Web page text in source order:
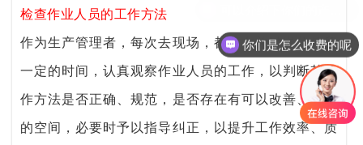
检查作业人员的工作方法
作为生产管理者，每次去现场，都要在关键岗位停留
一定的时间，认真观察作业人员的工作，以判断其工
作方法是否正确、规范，是否存在有可以改善、提升
的空间，必要时予以指导纠正，以提升工作效率、质
你们是怎么收费的呢